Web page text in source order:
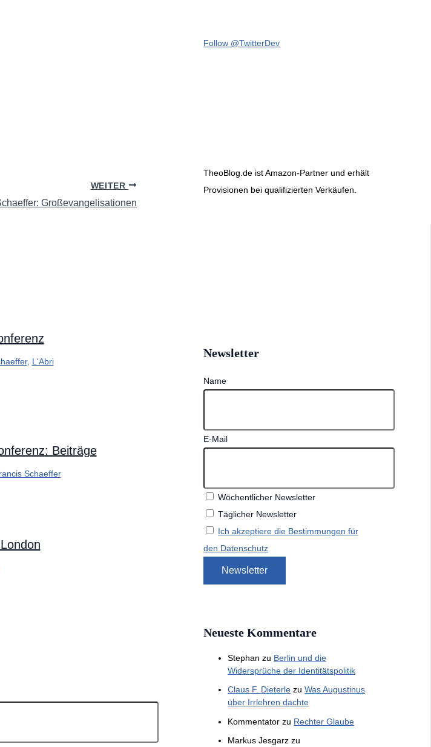
WEITER
Großevangelisationen
, L'Abri
Beiträge
Schaeffer
Follow @TwitterDev
TheoBlog.de ist Amazon-Partner und erhält
Provisionen bei qualifizierten Verkäufen.
Newsletter
Name
E-Mail
Wöchentlicher Newsletter
Täglicher Newsletter
Ich akzeptiere die Bestimmungen für
den Datenschutz
Neueste Kommentare
Stephan zu Berlin und die
Widersprüche der Identitätspolitik
Claus F. Dieterle zu Was Augustinus
über Irrlehren dachte
Kommentator zu Rechter Glaube
Markus Jesgarz zu